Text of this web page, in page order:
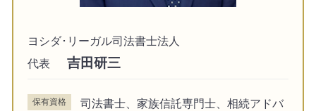
ヨシダ･リーガル司法書士法人
代表
吉田研三
保有資格
司法書士、家族信託専門士、相続アドバ